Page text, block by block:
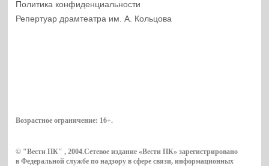
Политика конфиденциальности
Репертуар драмтеатра им. А. Кольцова
Возрастное ограничение: 16+.
© "Вести ПК" , 2004.Сетевое издание «Вести ПК» зарегистрировано
в Федеральной службе по надзору в сфере связи, информационных